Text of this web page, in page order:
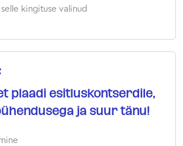
kingituse valinud
plaadi esitluskontserdile,
ja suur tänu!